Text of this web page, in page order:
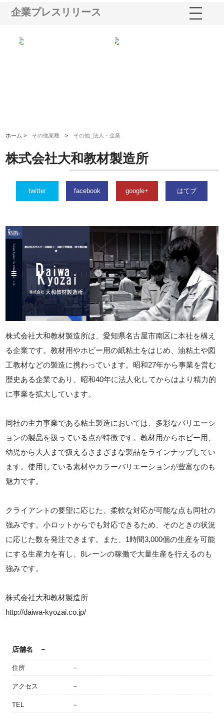
企業プレスリリース
ホーム > その他業種 > その他_法人・企業
株式会社大和教材製造所
twitter facebook google+ はてブ
株式会社大和教材製造所は、愛知県名古屋市南区に本社を構え
る企業です。教材用やホビー用の紙粘土をはじめ、油粘土や図
工教材などの製造に携わっています。昭和27年から事業を営む
歴史ある企業であり、昭和40年に法人化してからはより精力的
に事業を拡大しています。
同社の主力事業である粘土製造においては、多彩なバリエーシ
ョンの製品を扱っている点が特徴です。教材用からホビー用、
幼児から大人まで扱えるさまざまな製品をラインナップしてい
ます。使用している素材やカラーバリエーションが豊富なのも
魅力です。
クライアントの要望に応じた、柔軟な対応が可能な点も同社の
強みです。小ロットからでも対応できるため、そのときの状況
に応じた数を発注できます。また、1時間3,000個の生産を可能
にする生産力を有し、8レーンの稼働で大量生産を行えるのも
強みです。
株式会社大和教材製造所
http://daiwa-kyozai.co.jp/
店舗名 －
住所 －
アクセス －
TEL －